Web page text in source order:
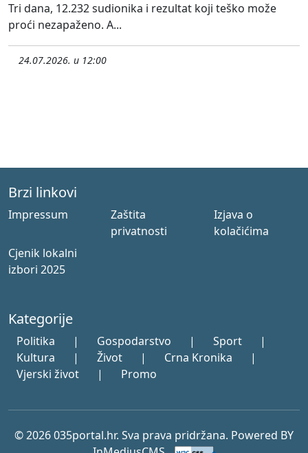
Tri dana, 12.232 sudionika i rezultat koji teško može
proći nezapaženo. A...
24.07.2026. u 12:00
Brzi linkovi
Impressum
Zaštita
privatnosti
Izjava o
kolačićima
Cjenik lokalni
izbori 2025
Kategorije
Politika | Gospodarstvo | Sport
|
Kultura
| Život | Crna Kronika
|
Vjerski život
| Promo
© 2026 035portal.hr. Sva prava pridržana. Powered BY